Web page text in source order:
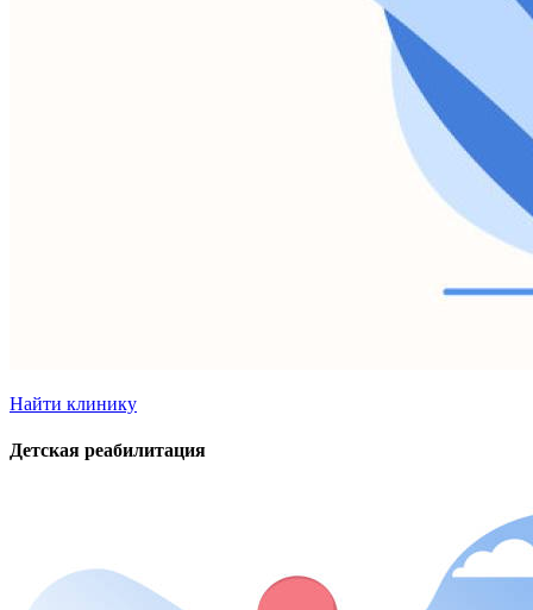
Найти клинику
Детская реабилитация